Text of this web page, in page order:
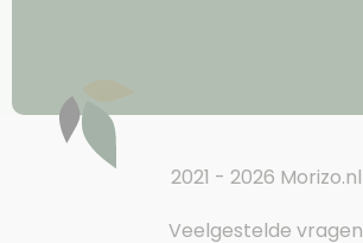
2021 - 2026 Morizo.nl
Veelgestelde vragen